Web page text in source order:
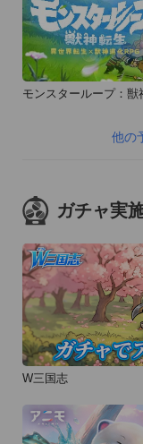
モンスターループ：獣
他の
ガチャ実
W三国志